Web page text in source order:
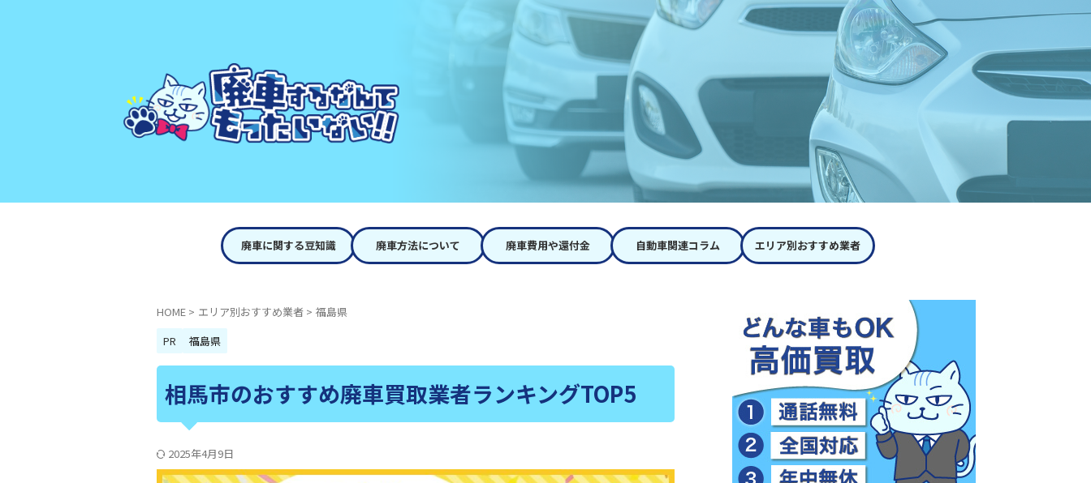
廃車に関する豆知識 廃車方法について 廃車費用や還付金 自動車関連コラム エリア別おすすめ業者
HOME > エリア別おすすめ業者 > 福島県
PR
福島県
相馬市のおすすめ廃車買取業者ランキングTOP5
2025年4月9日